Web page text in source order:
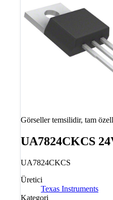
Görseller temsilidir, tam
UA7824CKCS
UA7824CKCS
Üretici
Texas Instruments
Kategori